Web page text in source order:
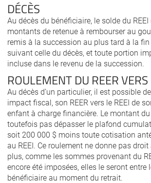
DÉCÈS
Au décès du bénéficiaire, le solde du
montants de retenue à rembourser au
remis à la succession au plus tard à la fin
suivant celle du décès, et toute portion
incluse dans le revenu de la succession.
ROULEMENT DU REER VERS
Au décès d’un particulier, il est possible
impact fiscal, son REER vers le REEI de
enfant à charge financière. Le montant
toutefois pas dépasser le plafond
soit 200 000 $ moins toute cotisation
au REEI. Ce roulement ne donne pas droit
plus, comme les sommes provenant du
encore été imposées, elles le seront entre
bénéficiaire au moment du retrait.